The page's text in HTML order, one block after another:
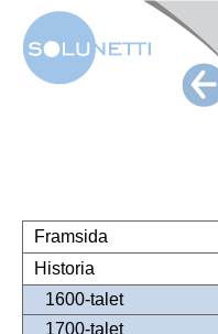
Framsida
Historia
1600-talet
1700-talet